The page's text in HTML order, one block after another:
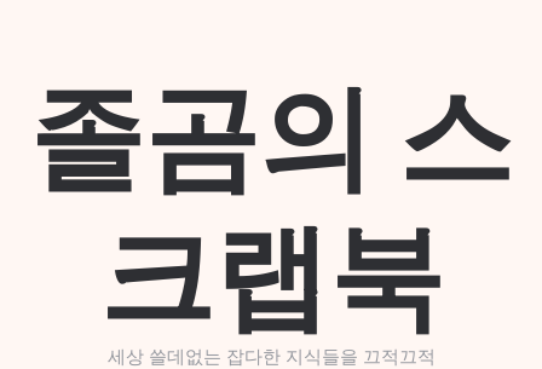
졸곰의 스
크랩북
세상 쓸데없는 잡다한 지식들을 끄적끄적